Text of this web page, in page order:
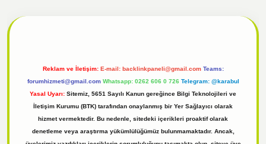
Reklam ve İletişim: E-mail: backlinkpaneli@gmail.com Teams:
forumhizmeti@gmail.com Whatsapp: 0262 606 0 726 Telegram: @karabul
Yasal Uyarı: Sitemiz, 5651 Sayılı Kanun gereğince Bilgi Teknolojileri ve
İletişim Kurumu (BTK) tarafından onaylanmış bir Yer Sağlayıcı olarak
hizmet vermektedir. Bu nedenle, sitedeki içerikleri proaktif olarak
denetleme veya araştırma yükümlülüğümüz bulunmamaktadır. Ancak,